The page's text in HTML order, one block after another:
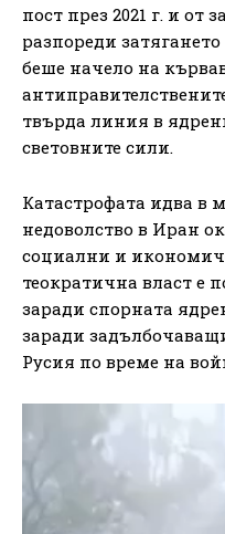
пост през 2021 г. и от
разпореди
беше начело на
твърда линия в
световните сили.
Катастрофата идва в
недоволство в Иран
социални и
теократична власт е
заради спорната
заради
Русия по време на